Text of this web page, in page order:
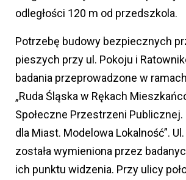
odległości 120 m od przedszkola.
Potrzebę budowy bezpiecznych
pieszych przy ul. Pokoju i
badania przeprowadzone w
„Ruda Śląska w Rękach
Społeczne Przestrzeni Publicznej.
dla Miast. Modelowa Lokalność”.
została wymieniona przez
ich punktu widzenia. Przy ulicy